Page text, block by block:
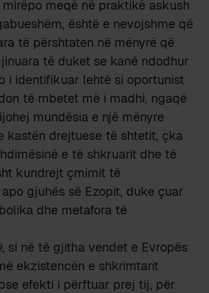
meqë në praktikë askush
është e nevojshme që
të përshtaten në mënyrë që
të duket se kanë ndodhur
i identifikuar lehtë si oportunist
të mbetet më i madhi, ngaqë
mundësia e një mënyre
kastën drejtuese të shtetit, çka
e të shkruarit dhe të
kundrejt çmimit të
gjuhës së Ezopit, duke çuar
dhe metafora të
, si në të gjitha vendet e Evropës
ekzistencën e shkrimtarit
efekti i përftuar prej tij, për